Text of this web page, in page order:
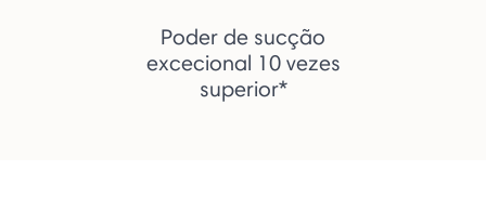
Poder de sucção
excecional 10 vezes
superior*